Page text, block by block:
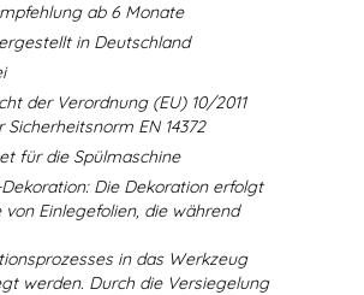
ab 6 Monate
in Deutschland
der Verordnung (EU) 10/2011
Sicherheitsnorm EN 14372
für die Spülmaschine
Die Dekoration erfolgt
von Einlegefolien, die während
in das Werkzeug
werden. Durch die Versiegelung